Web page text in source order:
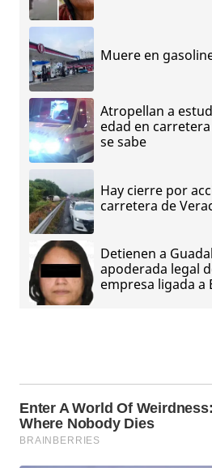
Muere en
Atropellan a
edad en
se sabe
Hay cierre por
carretera de
Detienen a
apoderada legal
empresa ligada a